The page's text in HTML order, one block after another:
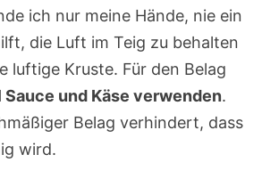
ich nur meine Hände, nie ein
die Luft im Teig zu behalten
luftige Kruste. Für den Belag
und Käse verwenden.
Belag verhindert, dass
wird.